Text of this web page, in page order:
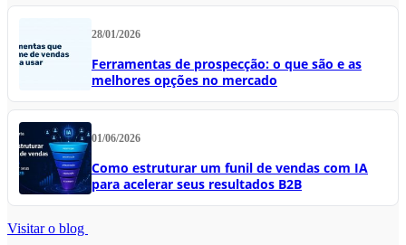
28/01/2026
Ferramentas de prospecção: o que são e as
melhores opções no mercado
01/06/2026
Como estruturar um funil de vendas com IA
para acelerar seus resultados B2B
Visitar o blog